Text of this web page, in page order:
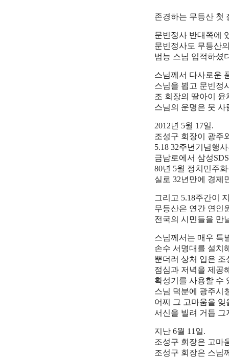
존경하는 무등산 첫
문빈정사 반대쪽에
문빈정사도 무등산
범능 스님 입적하셨
스님께서 다사로운
스님을 뵙고 문빈정
조 회장의 딸아이
스님의 운명은 뭇
2012년 5월 17일.
조성구 회장이 광주
5.18 32주년기념행
금남로에서 삼성
80년 5월 정치민주
실로 32년만에 경제
그리고 5.18주간이
무등산은 연간 연인
전국의 시민들을 만
스님께서는 매우 특
손수 서명대를 설치
뿐더러 상처 입은
점심과 저녁을 제공
확성기를 사용할 수
스님 덕분에 광주시
어찌 그 고마움을 잊
서신을 빌려 거듭
지난 6월 11일.
조성구 회장은 고마
조성구 회장은 스님